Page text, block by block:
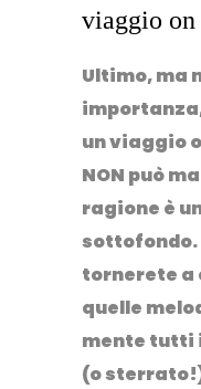
viaggio on
Ultimo, ma
un viaggio
NON può
ragione è
sottofondo.
tornerete a
quelle
mente tutti
(o